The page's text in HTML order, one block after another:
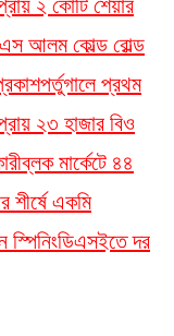
এস আলম কোল্ড রোল্ড
পর্তুগালে প্রথম
২৩ হাজার বিও
ব্লক মার্কেটে ৪৪
শীর্ষে একমি
স্পিনিংডিএসইতে দর